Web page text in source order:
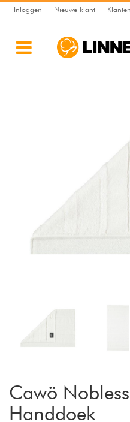
Inloggen Nieuwe klant
Cawö
Handdoek